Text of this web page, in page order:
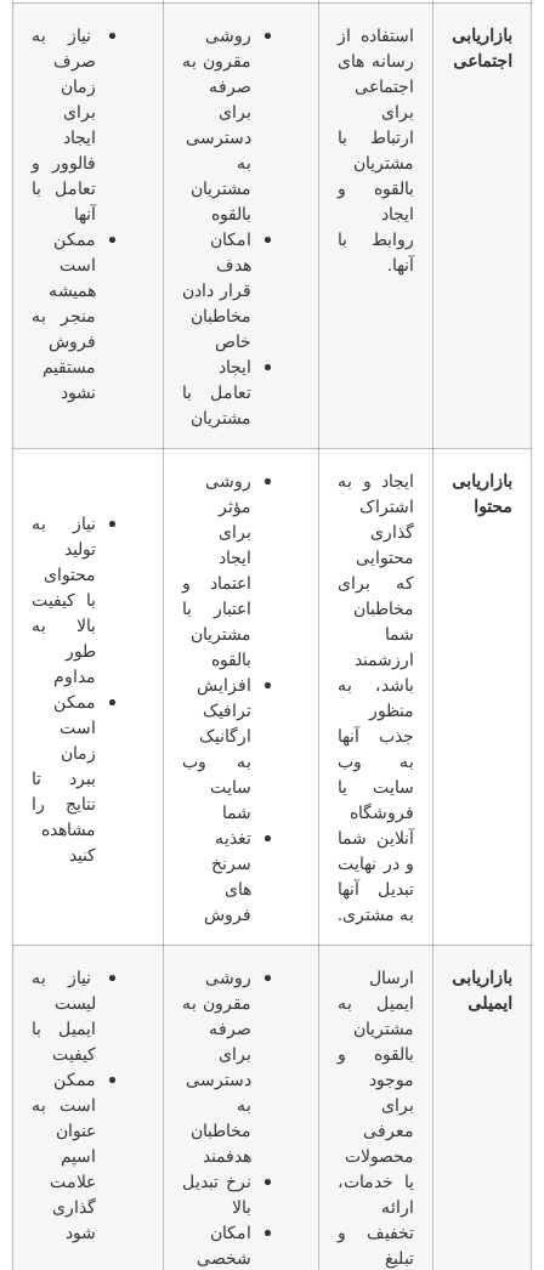
بازاریابی
اجتماعی
استفاده از
رسانه های
اجتماعی
برای
ارتباط با
مشتریان
بالقوه و
ایجاد
روابط با
آنها.
روشی
مقرون به
صرفه
برای
دسترسی
به
مشتریان
بالقوه
امکان
هدف
قرار دادن
مخاطبان
خاص
ایجاد
تعامل با
مشتریان
نیاز به
صرف
زمان
برای
ایجاد
فالوور و
تعامل با
آنها
ممکن
است
همیشه
منجر به
فروش
مستقیم
نشود
بازاریابی
محتوا
ایجاد و به
اشتراک
گذاری
محتوایی
که برای
مخاطبان
شما
ارزشمند
باشد، به
منظور
جذب آنها
به وب
سایت یا
فروشگاه
آنلاین شما
و در نهایت
تبدیل آنها
به مشتری.
روشی
مؤثر
برای
ایجاد
اعتماد و
اعتبار با
مشتریان
بالقوه
افزایش
ترافیک
ارگانیک
به وب
سایت
شما
تغذیه
سرنخ
های
فروش
نیاز به
تولید
محتوای
با کیفیت
بالا به
طور
مداوم
ممکن
است
زمان
ببرد تا
نتایج را
مشاهده
کنید
بازاریابی
ایمیلی
ارسال
ایمیل به
مشتریان
بالقوه و
موجود
برای
معرفی
محصولات
یا خدمات،
ارائه
تخفیف و
تبلیغ
روشی
مقرون به
صرفه
برای
دسترسی
به
مخاطبان
هدفمند
نرخ تبدیل
بالا
امکان
شخصی
نیاز به
لیست
ایمیل با
کیفیت
ممکن
است به
عنوان
اسپم
علامت
گذاری
شود